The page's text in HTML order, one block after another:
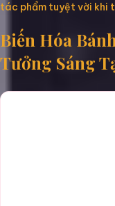
tác phẩm tuyệt vời khi
Biến Hóa
Tưởng Sáng